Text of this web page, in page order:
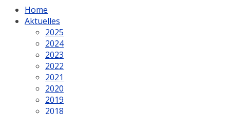
Home
Aktuelles
2025
2024
2023
2022
2021
2020
2019
2018